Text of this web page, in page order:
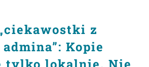
z
Kopie
tylko lokalnie. Nie